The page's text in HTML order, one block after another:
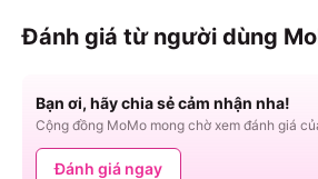
Đánh giá từ người dùng
Bạn ơi, hãy chia sẻ cảm nhận nha!
Cộng đồng MoMo mong chờ xem đánh giá
Đánh giá ngay